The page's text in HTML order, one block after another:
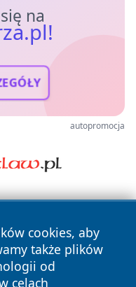
na
autopromocja
cookies, aby
także plików
od
celach